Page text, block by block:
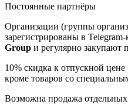
Постоянные партнёры
Организации (группы
зарегистрированы в Telegram-
Group и регулярно закупают
10% скидка к отпускной цене
кроме товаров со
Возможна продажа